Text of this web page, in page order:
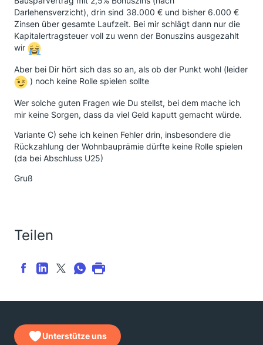
Darlehensverzicht), drin sind 38.000 € und bisher 6.000 €
Zinsen über gesamte Laufzeit. Bei mir schlägt dann nur die
Kapitalertragsteuer voll zu wenn der Bonuszins ausgezahlt
wir
Aber bei Dir hört sich das so an, als ob der Punkt wohl (leider
) noch keine Rolle spielen sollte
Wer solche guten Fragen wie Du stellst, bei dem mache ich
mir keine Sorgen, dass da viel Geld kaputt gemacht würde.
Variante C) sehe ich keinen Fehler drin, insbesondere die
Rückzahlung der Wohnbauprämie dürfte keine Rolle spielen
(da bei Abschluss U25)
Gruß
Teilen
Unterstütze uns